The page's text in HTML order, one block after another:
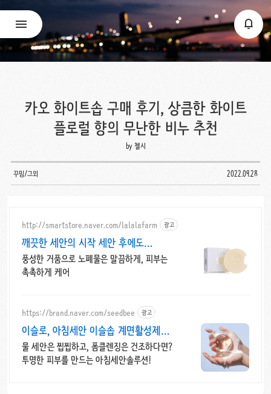
카오 화이트솝 구매 후기, 상큼한 화이트
플로럴 향의 무난한 비누 추천
by 첼시
꾸밈/그외 2022.09.28
http://smartstore.naver.com/lalalafarm 광고
깨끗한 세안의 시작 세안 후에도
당김없이
풍성한 거품으로 노폐물은 말끔하게, 피부는
촉촉하게 케어
https://brand.naver.com/seedbee 광고
이슬로, 아침세안 이슬솝 계면활성제
99% 생분해
물 세안은 찝찝하고, 폼클렌징은 건조하다면?
투명한 피부를 만드는 아침세안솔루션!